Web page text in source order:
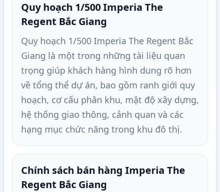
Quy hoạch 1/500 Imperia The
Regent Bắc Giang
Quy hoạch 1/500 Imperia The Regent Bắc
Giang là một trong những tài liệu quan
trọng giúp khách hàng hình dung rõ hơn
về tổng thể dự án, bao gồm ranh giới quy
hoạch, cơ cấu phân khu, mật độ xây dựng,
hệ thống giao thông, cảnh quan và các
hạng mục chức năng trong khu đô thị.
Chính sách bán hàng Imperia The
Regent Bắc Giang